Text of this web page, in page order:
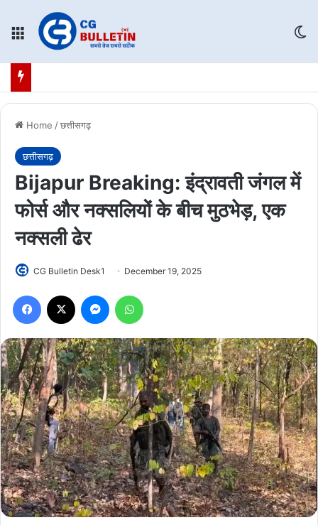
Menu
Home /छत्तीसगढ़
छत्तीसगढ़
Bijapur Breaking: इंद्रावती जंगल में
फोर्स और नक्सलियों के बीच मुठभेड़, एक
नक्सली ढेर
CG Bulletin Desk1 December 19, 2025
Facebook Messenger